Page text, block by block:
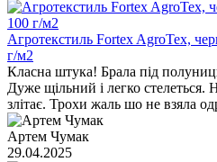
Агротекстиль Fortex AgroTex,
г/м2
Класна штука! Брала під
Дуже щільний і легко стелеться.
злітає. Трохи жаль шо не взяла
Артем Чумак
29.04.2025